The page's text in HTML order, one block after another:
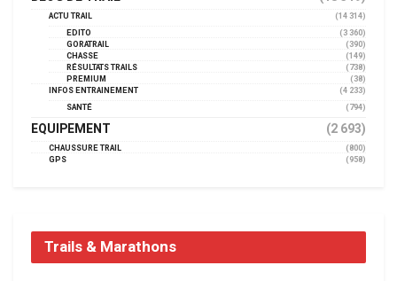
ACTU TRAIL
(14 314)
EDITO
(3 360)
GORATRAIL
(390)
CHASSE
(149)
RÉSULTATS TRAILS
(738)
PREMIUM
(38)
INFOS ENTRAINEMENT
(4 233)
SANTÉ
(794)
EQUIPEMENT (2 693)
CHAUSSURE TRAIL
(800)
GPS
(958)
Trails & Marathons